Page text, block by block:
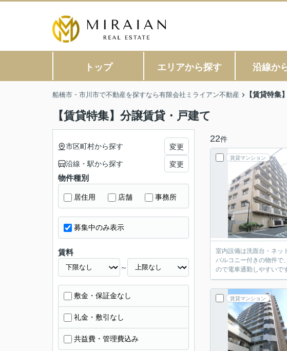
トップ エリアから探す 沿線か
船橋市・市川市で不動産を探すなら有限会社ミライアン不動産 【賃貸特集
【賃貸特集】分譲賃貸・戸建て
22件
賃貸マンション
室内設備は洗面台・ネッ
バルコニー付きの物件で
ので電車通勤しやすいで
賃貸マンション
市区町村から探す 変更
沿線・駅から探す 変更
物件種別
居住用 店舗 事務所
募集中のみ表示
賃料
～
敷金・保証金なし
礼金・敷引なし
共益費・管理費込み